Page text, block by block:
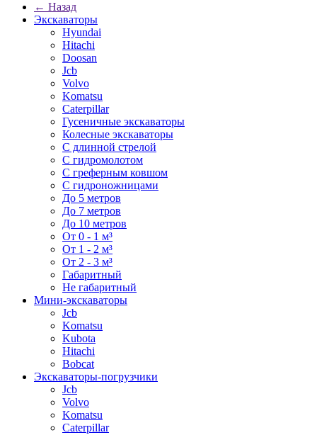
← Назад
Экскаваторы
Hyundai
Hitachi
Doosan
Jcb
Volvo
Komatsu
Caterpillar
Гусеничные экскаваторы
Колесные экскаваторы
С длинной стрелой
С гидромолотом
С греферным ковшом
С гидроножницами
До 5 метров
До 7 метров
До 10 метров
От 0 - 1 м³
От 1 - 2 м³
От 2 - 3 м³
Габаритный
Не габаритный
Мини-экскаваторы
Jcb
Komatsu
Kubota
Hitachi
Bobcat
Экскаваторы-погрузчики
Jcb
Volvo
Komatsu
Caterpillar